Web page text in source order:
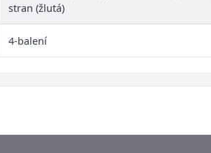
stran (žlutá)
4-balení